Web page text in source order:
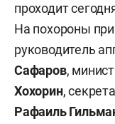
проходит
На похороны
руководитель
Сафаров,
Хохорин,
Рафаиль